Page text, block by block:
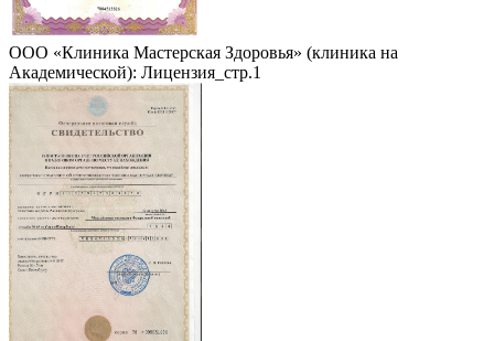
ООО «Клиника Мастерская Здоровья» (клиника на
Академической): Лицензия_стр.1